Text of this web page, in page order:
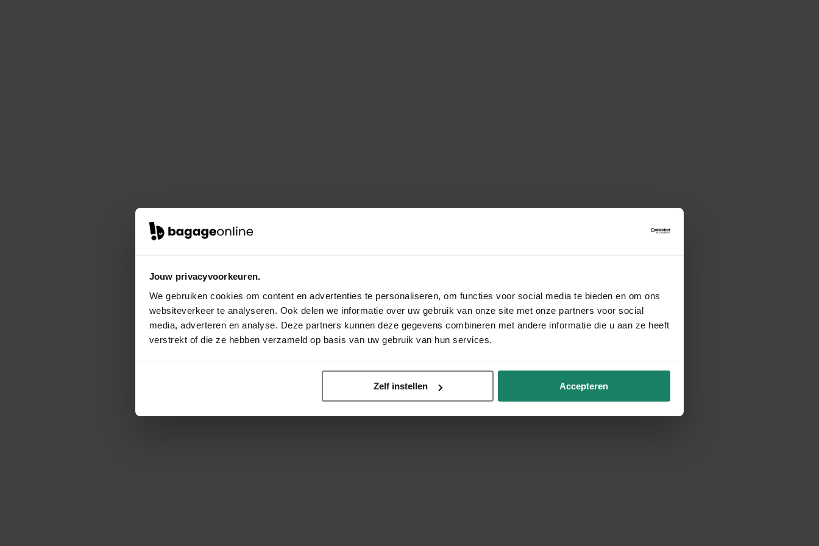
Jouw privacyvoorkeuren.
We gebruiken cookies om content en advertenties te personaliseren, om functies voor social media te bieden en om ons
websiteverkeer te analyseren. Ook delen we informatie over uw gebruik van onze site met onze partners voor social
media, adverteren en analyse. Deze partners kunnen deze gegevens combineren met andere informatie die u aan ze heeft
verstrekt of die ze hebben verzameld op basis van uw gebruik van hun services.
Zelf instellen Accepteren